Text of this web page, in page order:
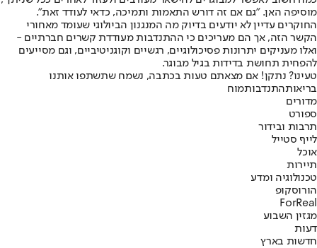
מוסיפה האן. "גם אם זה דורש התאמות ותמיכה, כדאי לעודד זאת".
החוקרים עדיין לא יודעים בדיוק מה המנגנון הביולוגי שעומד מאחורי
הקשר הזה, אך הם מעריכים כי ההתנדבות מעודדת קשרים חברתיים -
ואלו מעניקים יתרונות פסיכולוגיים, רגשיים וקוגניטיביים, וגם מסייעים
להפחית תחושת בדידות בגיל מבוגר.
טעינו? נתקן! אם מצאתם טעות בכתבה, נשמח שתשתפו אותנו
בריאותהתנדבותמוח
מדורים
ספורט
תרבות ובידור
לייף סטייל
אוכל
תיירות
טכנולוגיה ומדע
הורוסקופ
ForReal
מגזין השבוע
דעות
חדשות בארץ